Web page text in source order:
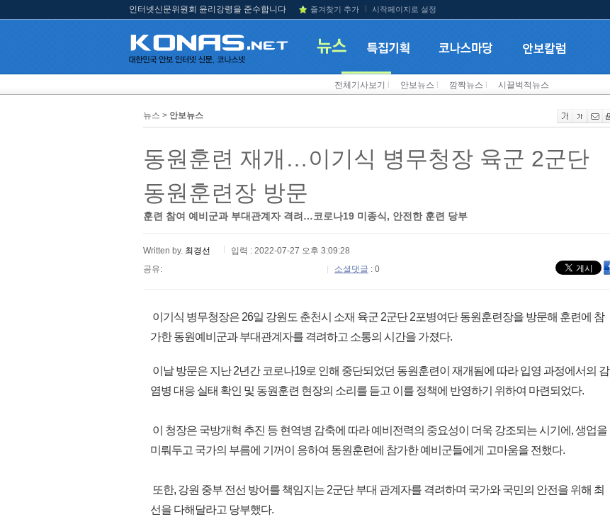
인터넷신문위원회 윤리강령을 준수합니다 즐겨찾기 추가 시작페이지로 설정
전체기사보기 안보뉴스 깜짝뉴스 시끌벅적뉴스
뉴스 > 안보뉴스
동원훈련 재개…이기식 병무청장 육군 2군단
동원훈련장 방문
훈련 참여 예비군과 부대관계자 격려…코로나19 미종식, 안전한 훈련 당부
Written by. 최경선
입력 : 2022-07-27 오후 3:09:28
공유:
소셜댓글 : 0
이기식 병무청장은 26일 강원도 춘천시 소재 육군 2군단 2포병여단 동원훈련장을 방문해 훈련에 참
가한 동원예비군과 부대관계자를 격려하고 소통의 시간을 가졌다.
이날 방문은 지난 2년간 코로나19로 인해 중단되었던 동원훈련이 재개됨에 따라 입영 과정에서의 감
염병 대응 실태 확인 및 동원훈련 현장의 소리를 듣고 이를 정책에 반영하기 위하여 마련되었다.
이 청장은 국방개혁 추진 등 현역병 감축에 따라 예비전력의 중요성이 더욱 강조되는 시기에, 생업을
미뤄두고 국가의 부름에 기꺼이 응하여 동원훈련에 참가한 예비군들에게 고마움을 전했다.
또한, 강원 중부 전선 방어를 책임지는 2군단 부대 관계자를 격려하며 국가와 국민의 안전을 위해 최
선을 다해달라고 당부했다.